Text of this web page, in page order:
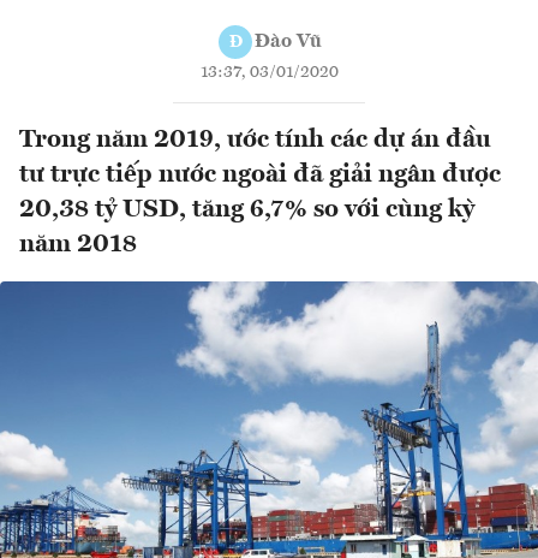
Đ Đào Vũ
13:37, 03/01/2020
Trong năm 2019, ước tính các dự án đầu
tư trực tiếp nước ngoài đã giải ngân được
20,38 tỷ USD, tăng 6,7% so với cùng kỳ
năm 2018